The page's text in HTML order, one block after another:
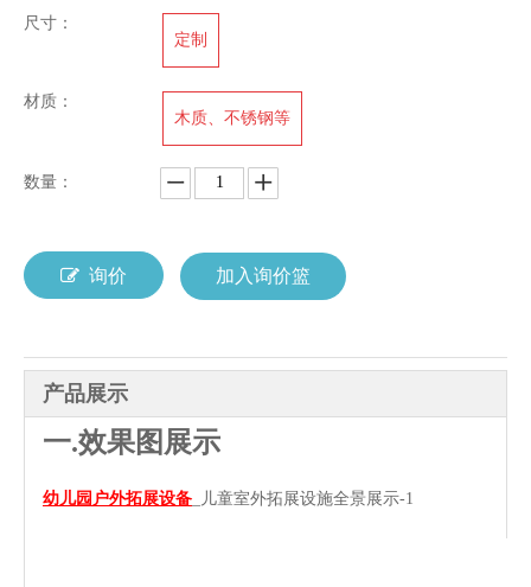
尺寸：
定制
材质：
木质、不锈钢等
数量：
询价 加入询价篮
产品展示
一.效果图展示
幼儿园户外拓展设备 _儿童室外拓展设施全景展示-1